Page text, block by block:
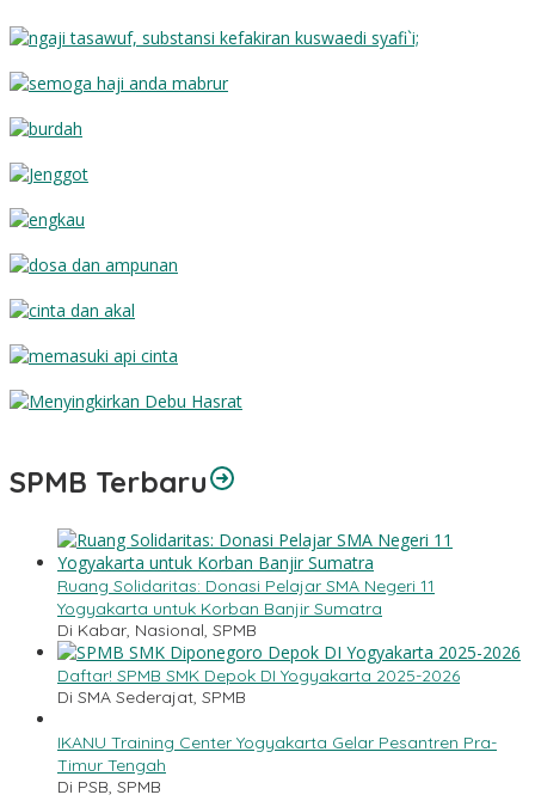
SPMB Terbaru
Ruang Solidaritas: Donasi Pelajar SMA Negeri 11
Yogyakarta untuk Korban Banjir Sumatra
Di Kabar, Nasional, SPMB
Daftar! SPMB SMK Depok DI Yogyakarta 2025-2026
Di SMA Sederajat, SPMB
IKANU Training Center Yogyakarta Gelar Pesantren Pra-
Timur Tengah
Di PSB, SPMB